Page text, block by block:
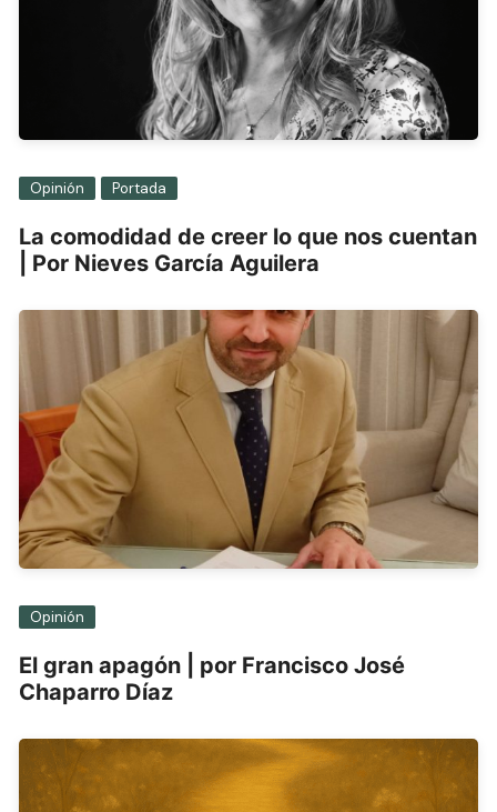
Opinión Portada
La comodidad de creer lo que nos cuentan
| Por Nieves García Aguilera
Opinión
El gran apagón | por Francisco José
Chaparro Díaz